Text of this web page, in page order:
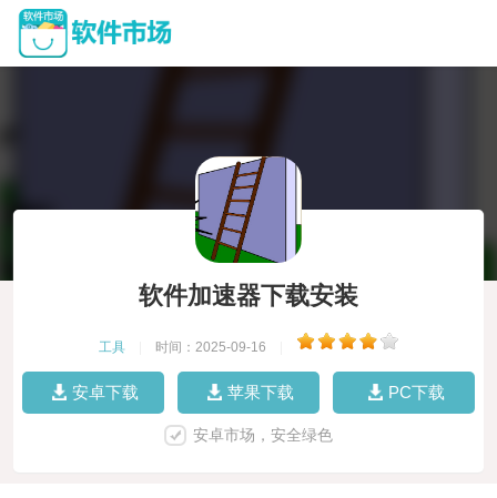
软件加速器下载安装
工具 时间：2025-09-16
安卓下载 苹果下载 PC下载
安卓市场，安全绿色